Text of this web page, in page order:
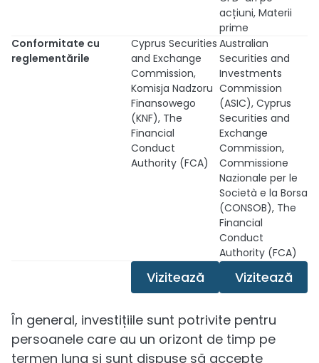
acțiuni, Materii
prime
Conformitate cu
reglementările
Cyprus Securities
and Exchange
Commission,
Komisja Nadzoru
Finansowego
(KNF), The
Financial
Conduct
Authority (FCA)
Australian
Securities and
Investments
Commission
(ASIC), Cyprus
Securities and
Exchange
Commission,
Commissione
Nazionale per le
Società e la Borsa
(CONSOB), The
Financial
Conduct
Authority (FCA)
Vizitează Vizitează
În general, investițiile sunt potrivite pentru
persoanele care au un orizont de timp pe
termen lung și sunt dispuse să accepte